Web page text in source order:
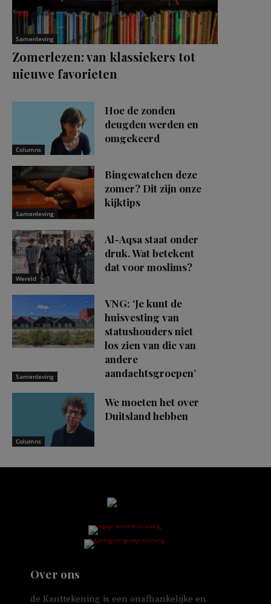
Samenleving
Zomerlezen: van klassiekers tot
nieuwe favorieten
Columns
Hoe de zonden
deugden werden en
omgekeerd
Samenleving
Bingewatchen deze
zomer? Dit zijn onze
kijktips
Wereld
Al-Aqsa staat onder
druk. Wat betekent
dat voor moslims?
Samenleving
VNG: ‘Je kunt de
huisvesting van
statushouders niet
los zien van die van
andere
aandachtsgroepen’
Columns
We moeten het over
Duitsland hebben
Over ons
de Kanttekening is een onafhankelijke en